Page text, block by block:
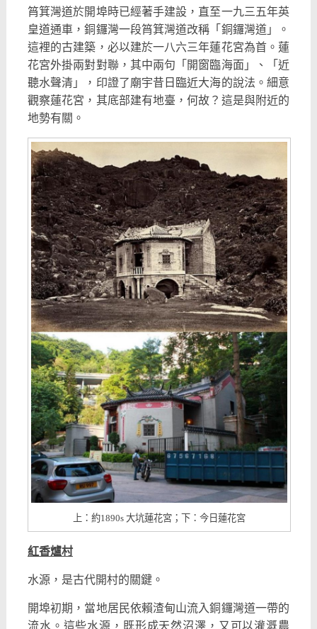
筲箕灣道於開埠時已經著手建設，直至一九三五年英
皇道通車，銅鑼灣一段筲箕灣道改稱「銅鑼灣道」。
這裡的古建築，必以建於一八六三年蓮花宮為首。蓮
花宮外掛兩對對聯，其中兩句「開窗臨海面」、「近
聽水聲清」，印證了廟宇昔日臨近大海的說法。細意
觀察蓮花宮，其底部建有地臺，何故？這是與附近的
地勢有關。
上：約1890s 大坑蓮花宮；下：今日蓮花宮
紅香爐村
水源，是古代開村的關鍵。
開埠初期，當地居民依賴渣甸山流入銅鑼灣道一帶的
流水。這些水源，既形成天然沼澤，又可以灌溉農